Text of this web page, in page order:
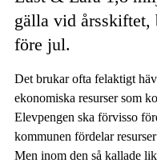
gälla vid årsskiftet,
före jul.
Det brukar ofta felaktigt
ekonomiska resurser som
Elevpengen ska förvisso
kommunen fördelar
Men inom den så kallade